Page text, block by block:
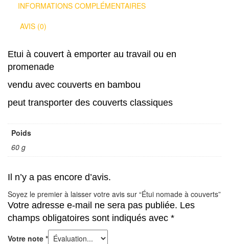
INFORMATIONS COMPLÉMENTAIRES
AVIS (0)
Etui à couvert à emporter au travail ou en
promenade
vendu avec couverts en bambou
peut transporter des couverts classiques
Poids
60 g
Il n’y a pas encore d’avis.
Soyez le premier à laisser votre avis sur “Étui nomade à couverts”
Votre adresse e-mail ne sera pas publiée. Les
champs obligatoires sont indiqués avec *
Votre note *